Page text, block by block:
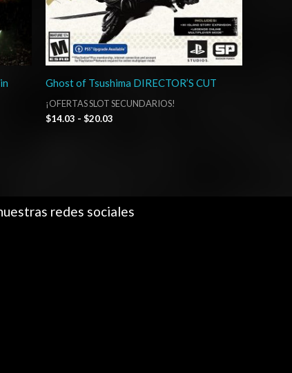
Ghost of Tsushima DIRECTOR’S CUT
¡OFERTAS SLOT SECUNDARIOS!
$14.03 - $20.03
redes sociales